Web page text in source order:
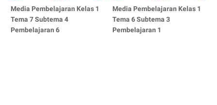
Media Pembelajaran Kelas 1
Tema 7 Subtema 4
Pembelajaran 6
Media Pembelajaran Kelas 1
Tema 6 Subtema 3
Pembelajaran 1